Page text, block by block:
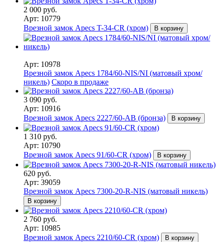
2 000 руб.
Арт: 10779
Врезной замок Apecs T-34-CR (хром)
В корзину
Арт: 10978
Врезной замок Apecs 1784/60-NIS/NI (матовый хром/
никель) Скоро в продаже
3 090 руб.
Арт: 10916
Врезной замок Apecs 2227/60-AB (бронза)
В корзину
1 310 руб.
Арт: 10790
Врезной замок Apecs 91/60-CR (хром)
В корзину
620 руб.
Арт: 39059
Врезной замок Apecs 7300-20-R-NIS (матовый никель)
В корзину
2 760 руб.
Арт: 10985
Врезной замок Apecs 2210/60-CR (хром)
В корзину